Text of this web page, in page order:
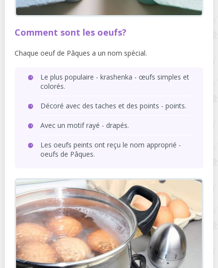
Comment sont les oeufs?
Chaque oeuf de Pâques a un nom spécial.
Le plus populaire - krashenka - œufs simples et
colorés.
Décoré avec des taches et des points - points.
Avec un motif rayé - drapés.
Les oeufs peints ont reçu le nom approprié -
oeufs de Pâques.